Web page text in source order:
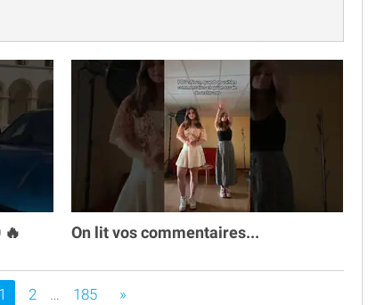
On lit vos commentaires...
Vous êtes sur la page
1 2 … 185 »